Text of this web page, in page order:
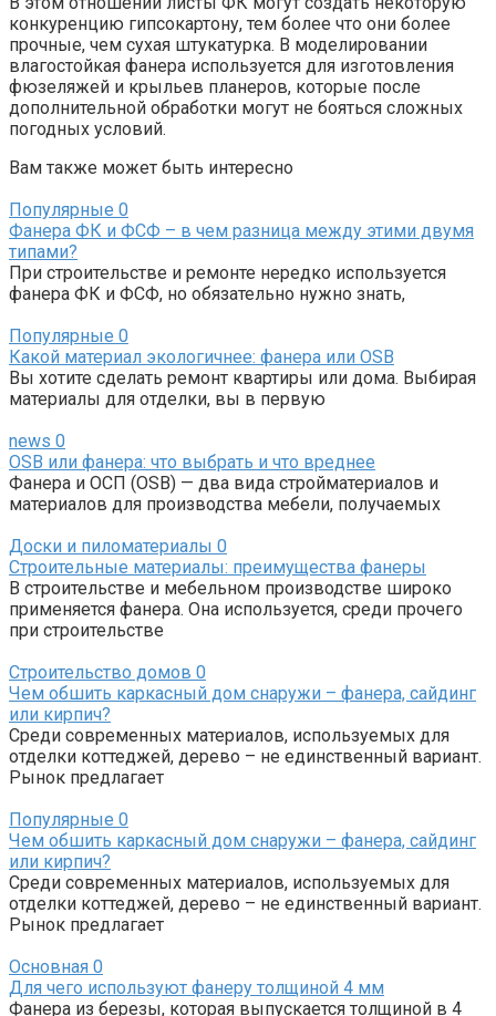
конкуренцию гипсокартону, тем более что они более
прочные, чем сухая штукатурка. В моделировании
влагостойкая фанера используется для изготовления
фюзеляжей и крыльев планеров, которые после
дополнительной обработки могут не бояться сложных
погодных условий.
Вам также может быть интересно
Популярные 0
Фанера ФК и ФСФ – в чем разница между этими двумя
типами?
При строительстве и ремонте нередко используется
фанера ФК и ФСФ, но обязательно нужно знать,
Популярные 0
Какой материал экологичнее: фанера или OSB
Вы хотите сделать ремонт квартиры или дома. Выбирая
материалы для отделки, вы в первую
news 0
OSB или фанера: что выбрать и что вреднее
Фанера и ОСП (OSB) — два вида стройматериалов и
материалов для производства мебели, получаемых
Доски и пиломатериалы 0
Строительные материалы: преимущества фанеры
В строительстве и мебельном производстве широко
применяется фанера. Она используется, среди прочего
при строительстве
Строительство домов 0
Чем обшить каркасный дом снаружи – фанера, сайдинг
или кирпич?
Среди современных материалов, используемых для
отделки коттеджей, дерево – не единственный вариант.
Рынок предлагает
Популярные 0
Чем обшить каркасный дом снаружи – фанера, сайдинг
или кирпич?
Среди современных материалов, используемых для
отделки коттеджей, дерево – не единственный вариант.
Рынок предлагает
Основная 0
Для чего используют фанеру толщиной 4 мм
Фанера из березы, которая выпускается толщиной в 4